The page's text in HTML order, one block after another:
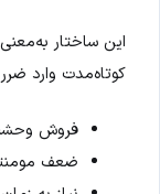
این ساختار
کوتاه‌مدت وارد
فروش
ضعف